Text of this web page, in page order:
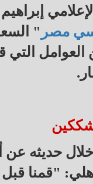
مصر "
التي
خلال حديثه
"قمنا قبل